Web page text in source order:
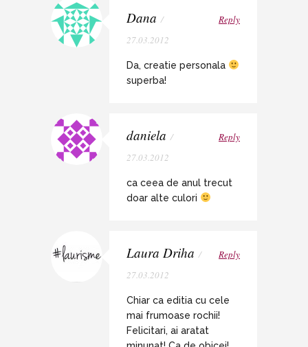
Dana /
27.03.2012
Reply
Da, creatie personala
superba!
daniela /
27.03.2012
Reply
ca ceea de anul trecut
doar alte culori
Laura Driha /
27.03.2012
Reply
Chiar ca editia cu cele
mai frumoase rochii!
Felicitari, ai aratat